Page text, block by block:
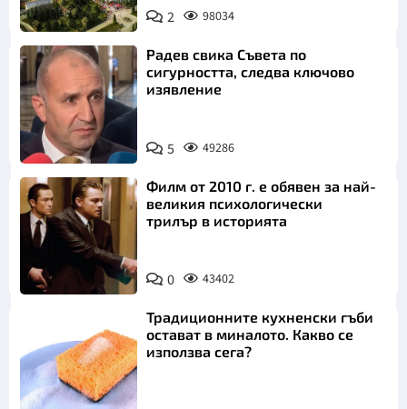
2 98034
Радев свика Съвета по
сигурността, следва ключово
изявление
5 49286
Филм от 2010 г. е обявен за най-
великия психологически
трилър в историята
0 43402
Традиционните кухненски гъби
остават в миналото. Какво се
използва сега?